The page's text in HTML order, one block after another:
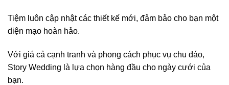
Tiệm luôn cập nhật các thiết kế mới, đảm bảo cho bạn một
diện mạo hoàn hảo.
Với giá cả cạnh tranh và phong cách phục vụ chu đáo,
Story Wedding là lựa chọn hàng đầu cho ngày cưới của
bạn.